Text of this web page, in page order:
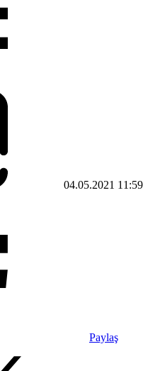
04.05.2021 11:59
Paylaş